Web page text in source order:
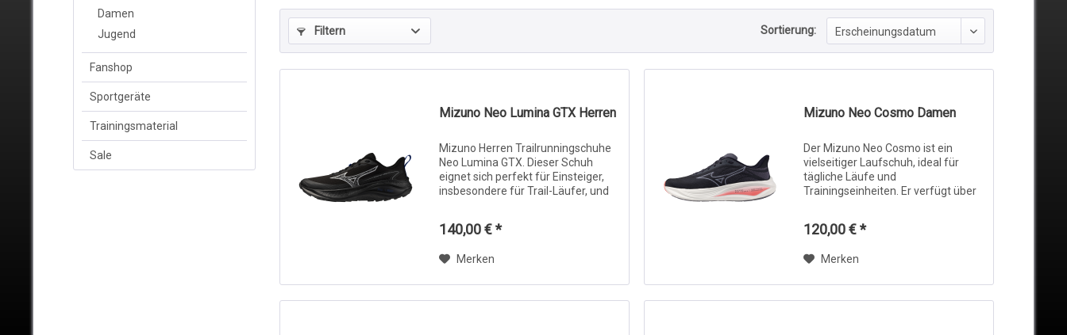
Damen
Jugend
Fanshop
Sportgeräte
Trainingsmaterial
Sale
Filtern Sortierung:
Mizuno Neo Lumina GTX Herren
Mizuno Herren Trailrunningschuhe
Neo Lumina GTX. Dieser Schuh
eignet sich perfekt für Einsteiger,
insbesondere für Trail-Läufer, und
MIZUNO ENERZY in der Sohle sorgt
140,00 € *
Merken
Mizuno Neo Cosmo Damen
Der Mizuno Neo Cosmo ist ein
vielseitiger Laufschuh, ideal für
tägliche Läufe und
Trainingseinheiten. Er verfügt über
hervorragende Dämpfung und
120,00 € *
Merken